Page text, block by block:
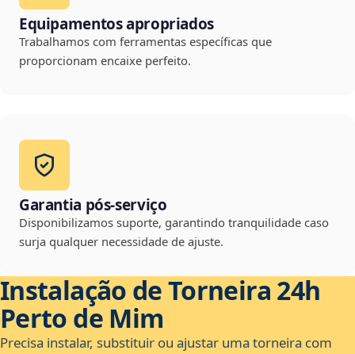
Equipamentos apropriados
Trabalhamos com ferramentas específicas que
proporcionam encaixe perfeito.
Garantia pós-serviço
Disponibilizamos suporte, garantindo tranquilidade caso
surja qualquer necessidade de ajuste.
Instalação de Torneira 24h
Perto de Mim
Precisa instalar, substituir ou ajustar uma torneira com